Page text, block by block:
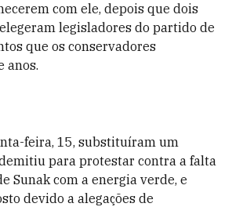
com ele, depois que dois
legisladores do partido de
que os conservadores
anos.
feira, 15, substituíram um
para protestar contra a falta
Sunak com a energia verde, e
devido a alegações de